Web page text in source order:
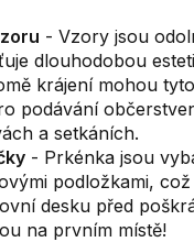
- Vzory jsou
dlouhodobou
krájení mohou
podávání
a setkáních.
- Prkénka jsou
podložkami,
desku před
na prvním místě!